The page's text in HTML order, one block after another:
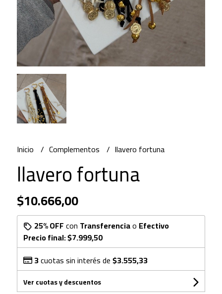
Inicio Complementos llavero fortuna
llavero fortuna
$10.666,00
25% OFFcon Transferenciao Efectivo
Precio final:$7.999,50
3cuotas sin interés de$3.555,33
Ver cuotas y descuentos